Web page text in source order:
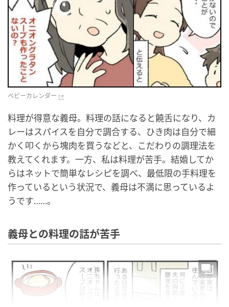
ベビーカレンダー
料理が得意な義母。料理の話になると饒舌になり、カ
レーはスパイスを自分で調合する、ひき肉は自分で細
かく叩くから塊肉を買うなどと、こだわりの調理法を
教えてくれます。一方、私は料理が苦手。結婚してか
らはネットで簡単なレシピを調べ、最低限の手料理を
作っているという状況で、義母は不満に思っているよ
うです……。
義母との料理の話が苦手